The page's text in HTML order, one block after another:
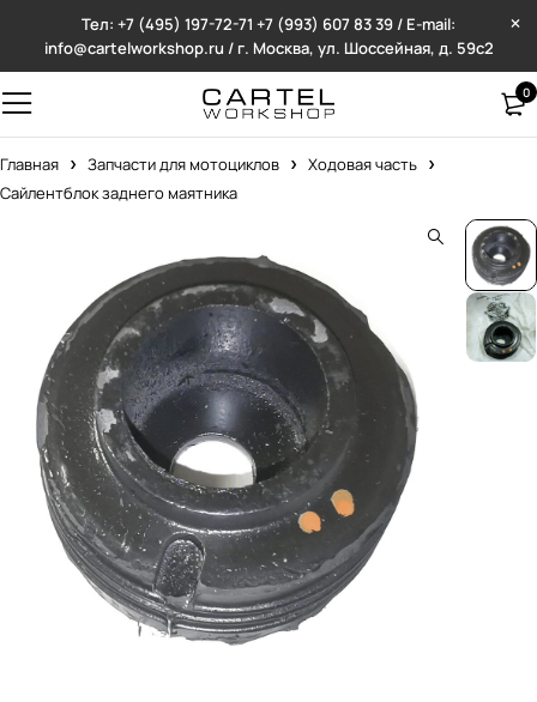
Тел: +7 (495) 197-72-71 +7 (993) 607 83 39 / E-mail:
info@cartelworkshop.ru / г. Москва, ул. Шоссейная, д. 59с2
0
Главная Запчасти для мотоциклов
Ходовая часть
Сайлентблок заднего маятника